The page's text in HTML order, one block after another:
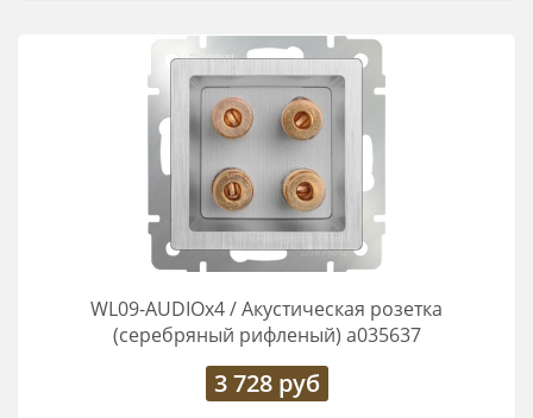
WL09-AUDIOx4 / Акустическая розетка
(серебряный рифленый) a035637
3 728руб